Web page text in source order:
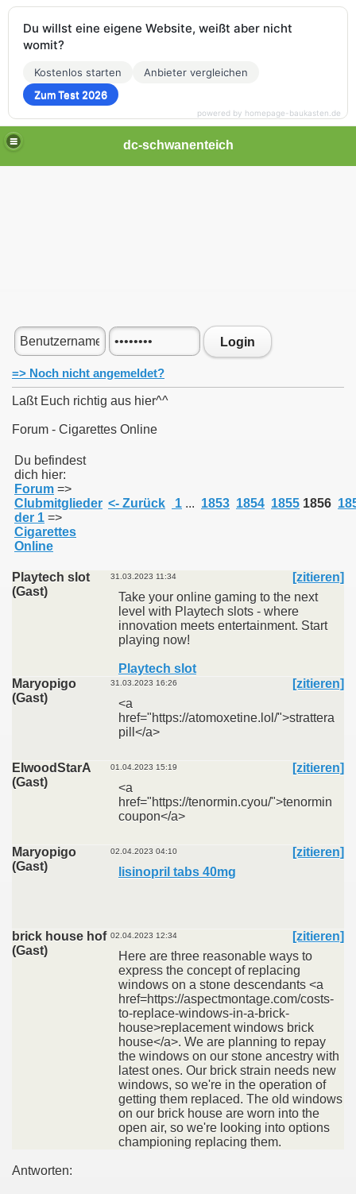
dc-schwanenteich
Login
=> Noch nicht angemeldet?
Laßt Euch richtig aus hier^^
Forum - Cigarettes Online
Du befindest
dich hier:
Forum =>
Clubmitglieder
der 1 =>
Cigarettes
Online
<- Zurück 1 ... 1853 1854 1855 1856
Playtech slot
(Gast)
31.03.2023 11:34
[zitieren]
Take your online gaming to the next
level with Playtech slots - where
innovation meets entertainment. Start
playing now!
Playtech slot
Maryopigo
(Gast)
31.03.2023 16:26
[zitieren]
<a
href="https://atomoxetine.lol/">strattera
pill</a>
ElwoodStarA
(Gast)
01.04.2023 15:19
[zitieren]
<a
href="https://tenormin.cyou/">tenormin
coupon</a>
Maryopigo
(Gast)
02.04.2023 04:10
[zitieren]
lisinopril tabs 40mg
brick house hof
(Gast)
02.04.2023 12:34
[zitieren]
Here are three reasonable ways to
express the concept of replacing
windows on a stone descendants <a
href=https://aspectmontage.com/costs-
to-replace-windows-in-a-brick-
house>replacement windows brick
house</a>. We are planning to repay
the windows on our stone ancestry with
latest ones. Our brick strain needs new
windows, so we're in the operation of
getting them replaced. The old windows
on our brick house are worn into the
open air, so we're looking into options
championing replacing them.
Antworten:
Du willst eine eigene Website, weißt aber nicht
womit?
Kostenlos starten
Anbieter vergleichen
Zum Test 2026
powered by homepage-baukasten.de